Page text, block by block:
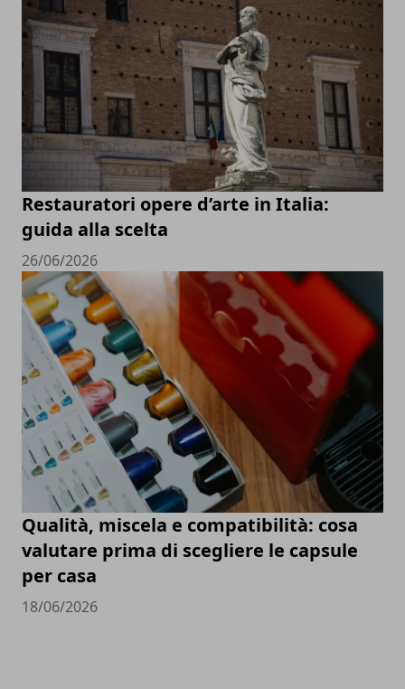
Restauratori opere d’arte in Italia:
guida alla scelta
26/06/2026
Qualità, miscela e compatibilità: cosa
valutare prima di scegliere le capsule
per casa
18/06/2026